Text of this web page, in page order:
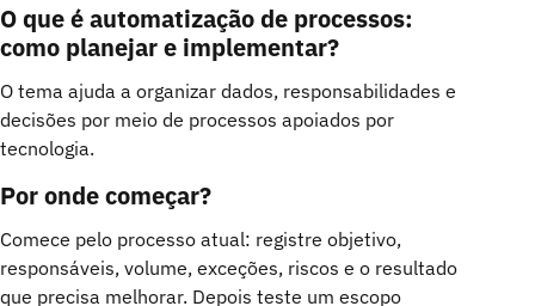
O que é automatização de processos:
como planejar e implementar?
O tema ajuda a organizar dados, responsabilidades e
decisões por meio de processos apoiados por
tecnologia.
Por onde começar?
Comece pelo processo atual: registre objetivo,
responsáveis, volume, exceções, riscos e o resultado
que precisa melhorar. Depois teste um escopo